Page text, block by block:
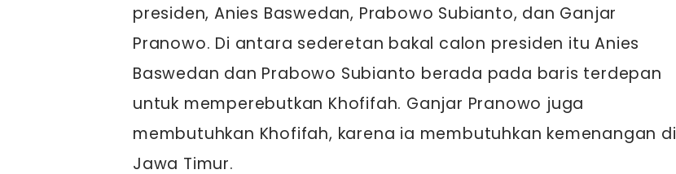
presiden, Anies Baswedan, Prabowo Subianto, dan Ganjar
Pranowo. Di antara sederetan bakal calon presiden itu Anies
Baswedan dan Prabowo Subianto berada pada baris terdepan
untuk memperebutkan Khofifah. Ganjar Pranowo juga
membutuhkan Khofifah, karena ia membutuhkan kemenangan di
Jawa Timur.